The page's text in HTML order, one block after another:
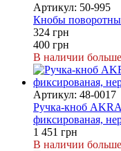
Артикул: 50-995
Кнобы
324 грн
400 грн
В наличии
Артикул: 48-0017
Ручка-кноб
фиксированая,
1 451 грн
В наличии